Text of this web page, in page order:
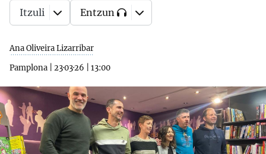
Ana Oliveira Lizarribar
Pamplona
23·03·26 13:00
Itzuli Entzun